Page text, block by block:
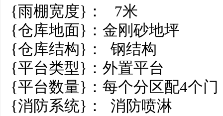
{雨棚宽度}： 7米
{仓库地面}：金刚砂地坪
{仓库结构}： 钢结构
{平台类型}：外置平台
{平台数量}：每个分区配4个
{消防系统}： 消防喷淋